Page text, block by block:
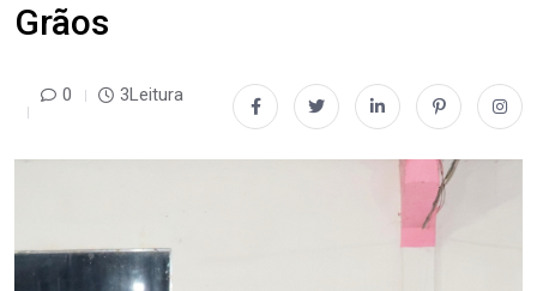
Grãos
0 3Leitura